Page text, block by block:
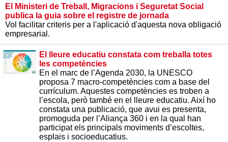
El Ministeri de Treball, Migracions i Seguretat Social
publica la guia sobre el registre de jornada
Vol facilitar criteris per a l'aplicació d'aquesta nova obligació
empresarial.
El lleure educatiu constata com treballa totes
les competències
En el marc de l’Agenda 2030, la UNESCO
proposa 7 macro-competències com a base del
currículum. Aquestes competències es troben a
l’escola, però també en el lleure educatiu. Així ho
constata una publicació, que avui es presenta,
promoguda per l’Aliança 360 i en la qual han
participat els principals moviments d’escoltes,
esplais i socioeducatius.